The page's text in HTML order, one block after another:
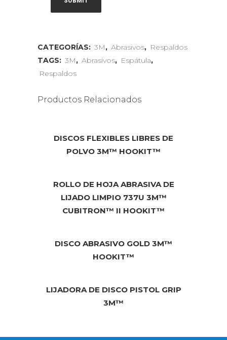
CATEGORÍAS: 3M, Abrasivos, Respaldos
TAGS: 3M, Abrasivos, Espátula,
Respaldos
Productos Relacionados
DISCOS FLEXIBLES LIBRES DE
POLVO 3M™ HOOKIT™
ROLLO DE HOJA ABRASIVA DE
LIJADO LIMPIO 737U 3M™
CUBITRON™ II HOOKIT™
DISCO ABRASIVO GOLD 3M™
HOOKIT™
LIJADORA DE DISCO PISTOL GRIP
3M™